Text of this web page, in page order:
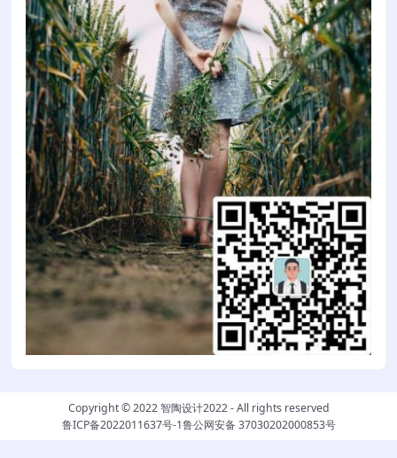
Copyright © 2022智陶设计2022- All rights reserved
鲁ICP备2022011637号-1鲁公网安备 37030202000853号